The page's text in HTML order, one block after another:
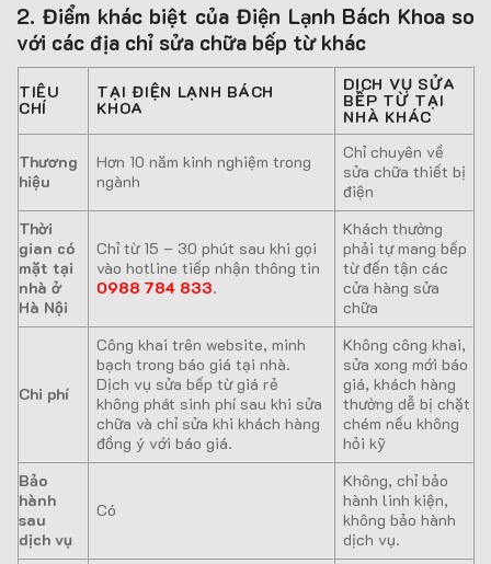
2. Điểm khác biệt của Điện Lạnh Bách Khoa so
với các địa chỉ sửa chữa bếp từ khác
TIÊU
CHÍ
TẠI ĐIỆN LẠNH BÁCH
KHOA
DỊCH VỤ SỬA
BẾP TỪ TẠI
NHÀ KHÁC
Thương
hiệu
Hơn 10 năm kinh nghiệm trong
ngành
Chỉ chuyên về
sửa chữa thiết bị
điện
Thời
gian có
mặt tại
nhà ở
Hà Nội
Chỉ từ 15 – 30 phút sau khi gọi
vào hotline tiếp nhận thông tin
0988 784 833.
Khách thường
phải tự mang bếp
từ đến tận các
cửa hàng sửa
chữa
Chi phí
Công khai trên website, minh
bạch trong báo giá tại nhà.
Dịch vụ sửa bếp từ giá rẻ
không phát sinh phí sau khi sửa
chữa và chỉ sửa khi khách hàng
đồng ý với báo giá.
Không công khai,
sửa xong mới báo
giá, khách hàng
thường dễ bị chặt
chém nếu không
hỏi kỹ
Bảo
hành
sau
dịch vụ
Có
Không, chỉ bảo
hành linh kiện,
không bảo hành
dịch vụ.